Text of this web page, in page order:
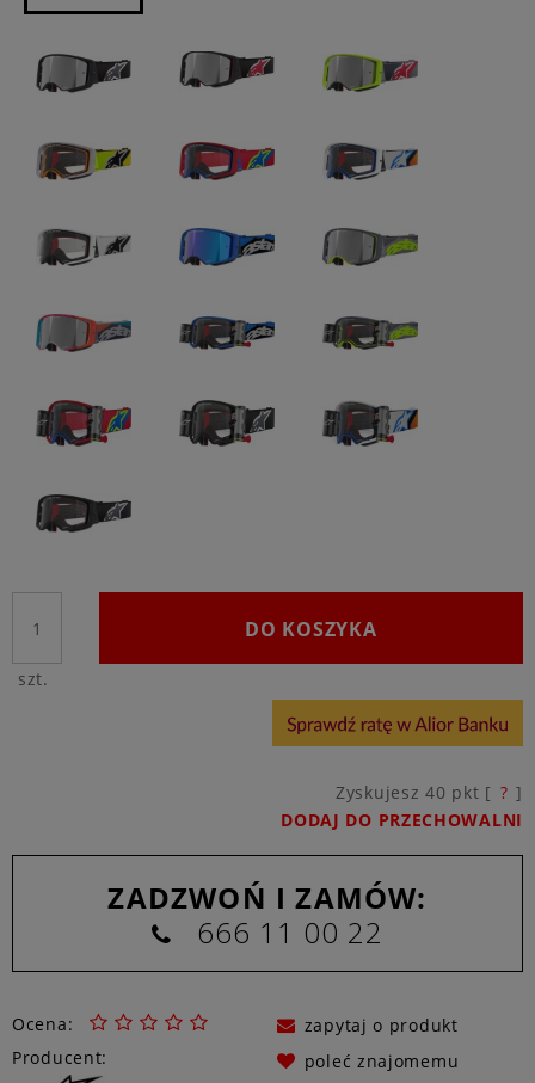
szt.
DO KOSZYKA
Zyskujesz40 pkt [ ? ]
DODAJ DO PRZECHOWALNI
ZADZWOŃ I ZAMÓW:
666 11 00 22
Ocena:
Producent:
zapytaj o produkt
poleć znajomemu